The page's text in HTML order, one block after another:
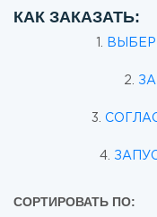
КАК ЗАКАЗАТЬ:
2.
3.
4.
СОРТИРОВАТЬ ПО: